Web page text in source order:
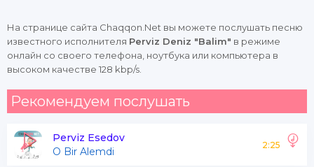
На странице сайта Chaqqon.Net вы можете послушать песню
известного исполнителя Perviz Deniz "Balim" в режиме
онлайн со своего телефона, ноутбука или компьютера в
высоком качестве 128 kbp/s.
Рекомендуем послушать
Perviz Esedov
O Bir Alemdi
2:25